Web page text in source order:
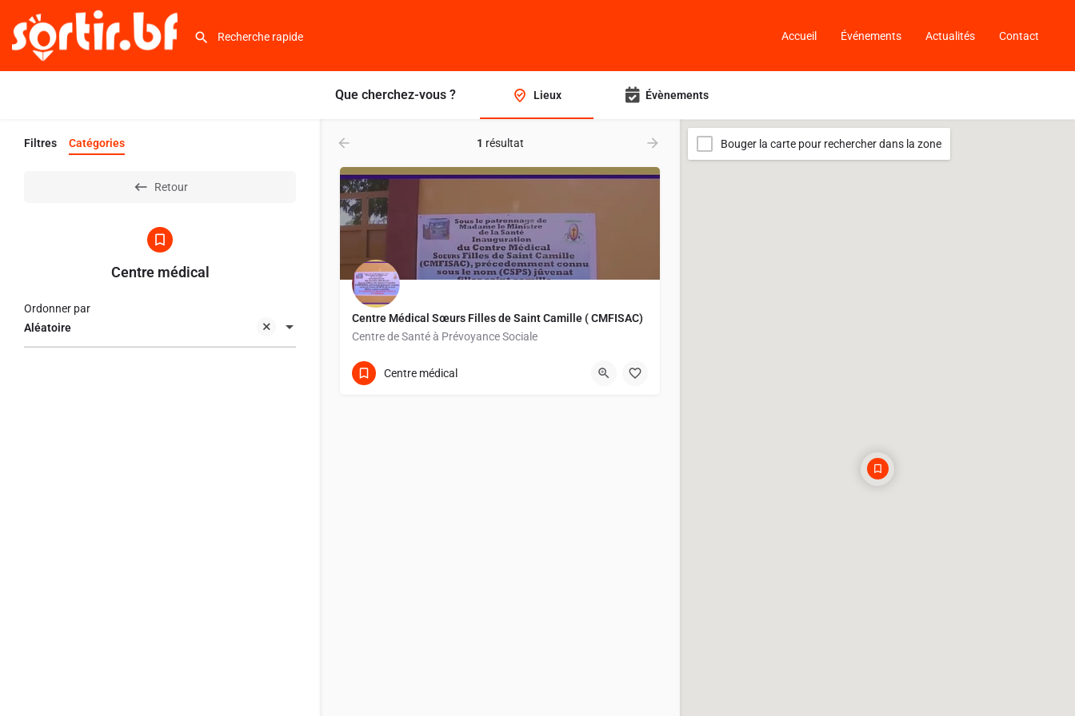
Accueil Événements Actualités Contact
Que cherchez-vous ? Lieux Évènements
Filtres Catégories
Retour
Centre médical
Aléatoire
Ordonner par
1 résultat
Centre Médical Sœurs Filles de Saint Camille ( CMFISAC)
Centre de Santé à Prévoyance Sociale
Centre médical
Bouger la carte pour rechercher dans la zone